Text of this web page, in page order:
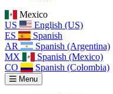
Mexico
US
English (US)
ES
Spanish
AR
Spanish (Argentina)
MX
Spanish (Mexico)
CO
Spanish (Colombia)
Menu